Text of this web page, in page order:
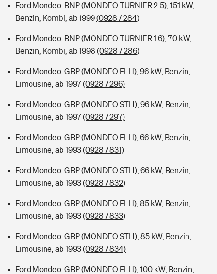
Sie haben Fragen?
Zur Übersicht
Tools
Kinderunfall-Check: Mehr Sicherheit für deine Kids
Typklassen: So ist Ihr Auto eingestuft
Sie haben Fragen?
Ford Mondeo, BNP (MONDEO TURNIER 2.5), 151 kW,
Benzin, Kombi, ab 1999(0928 / 284)
Ford Mondeo, BNP (MONDEO TURNIER 1.6), 70 kW,
Benzin, Kombi, ab 1998 (0928 / 286)
Ford Mondeo, GBP (MONDEO FLH), 96 kW, Benzin,
Limousine, ab 1997(0928 / 296)
Ford Mondeo, GBP (MONDEO STH), 96 kW, Benzin,
Limousine, ab 1997(0928 / 297)
Ford Mondeo, GBP (MONDEO FLH), 66 kW, Benzin,
Limousine, ab 1993(0928 / 831)
Ford Mondeo, GBP (MONDEO STH), 66 kW, Benzin,
Limousine, ab 1993(0928 / 832)
Ford Mondeo, GBP (MONDEO FLH), 85 kW, Benzin,
Limousine, ab 1993(0928 / 833)
Ford Mondeo, GBP (MONDEO STH), 85 kW, Benzin,
Limousine, ab 1993(0928 / 834)
Ford Mondeo, GBP (MONDEO FLH), 100 kW, Benzin,